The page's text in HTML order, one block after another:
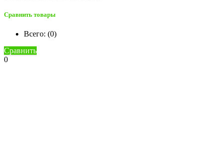
Сравнить товары
Всего: (0)
Сравнить
0